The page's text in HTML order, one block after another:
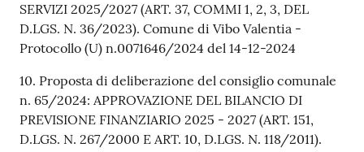
SERVIZI 2025/2027 (ART. 37, COMMI 1, 2, 3, DEL
D.LGS. N. 36/2023). Comune di Vibo Valentia -
Protocollo (U) n.0071646/2024 del 14-12-2024
10. Proposta di deliberazione del consiglio comunale
n. 65/2024: APPROVAZIONE DEL BILANCIO DI
PREVISIONE FINANZIARIO 2025 - 2027 (ART. 151,
D.LGS. N. 267/2000 E ART. 10, D.LGS. N. 118/2011).